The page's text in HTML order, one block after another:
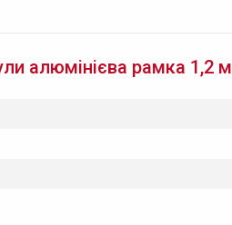
алюмінієва рамка 1,2